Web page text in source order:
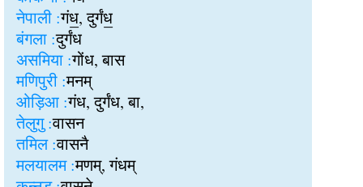
नेपाली :गंध॒, दुर्गंध॒
बंगला :दुर्गंध
असमिया :गोंध, बास
मणिपुरी :मनम्
ओड़िआ :गंध, दुर्गंध, बा,
तेलुगु :वासन
तमिल :वासनै
मलयालम :मणम्, गंधम्